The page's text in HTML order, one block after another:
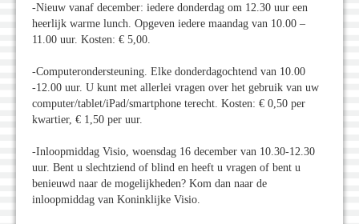
-Nieuw vanaf december: iedere donderdag om 12.30 uur een
heerlijk warme lunch. Opgeven iedere maandag van 10.00 –
11.00 uur. Kosten: € 5,00.
-Computerondersteuning. Elke donderdagochtend van 10.00
-12.00 uur. U kunt met allerlei vragen over het gebruik van uw
computer/tablet/iPad/smartphone terecht. Kosten: € 0,50 per
kwartier, € 1,50 per uur.
-Inloopmiddag Visio, woensdag 16 december van 10.30-12.30
uur. Bent u slechtziend of blind en heeft u vragen of bent u
benieuwd naar de mogelijkheden? Kom dan naar de
inloopmiddag van Koninklijke Visio.